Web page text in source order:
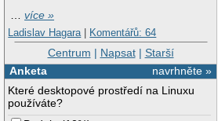
…více »
Ladislav Hagara | Komentářů: 64
Centrum | Napsat| Starší
navrhněte »
Anketa
Které desktopové prostředí na Linuxu
používáte?